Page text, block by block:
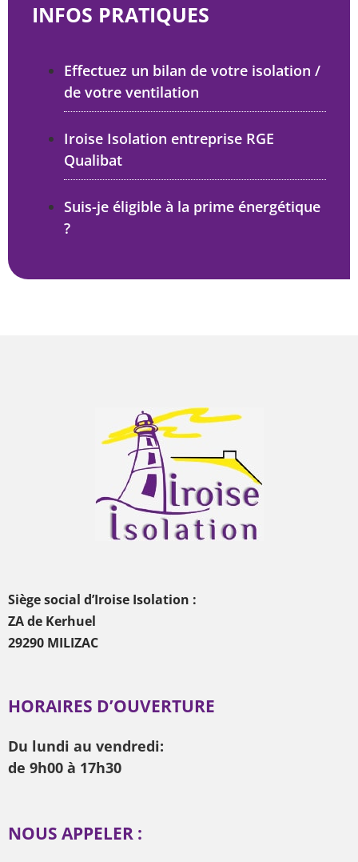
INFOS PRATIQUES
Effectuez un bilan de votre isolation /
de votre ventilation
Iroise Isolation entreprise RGE
Qualibat
Suis-je éligible à la prime énergétique
?
Siège social d’Iroise Isolation :
ZA de Kerhuel
29290 MILIZAC
HORAIRES D’OUVERTURE
Du lundi au vendredi:
de 9h00 à 17h30
NOUS APPELER :